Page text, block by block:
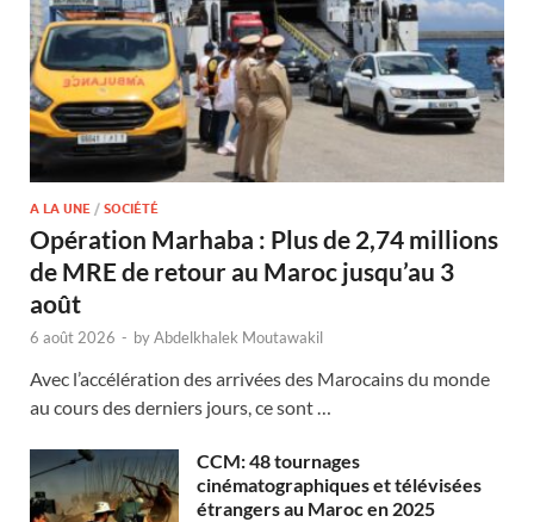
A LA UNE / SOCIÉTÉ
Opération Marhaba : Plus de 2,74 millions
de MRE de retour au Maroc jusqu’au 3
août
6 août 2026 - byAbdelkhalek Moutawakil
Avec l’accélération des arrivées des Marocains du monde
au cours des derniers jours, ce sont …
CCM: 48 tournages
cinématographiques et télévisées
étrangers au Maroc en 2025